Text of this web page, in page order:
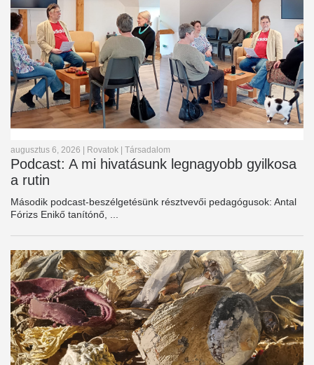
augusztus 6, 2026 Rovatok Társadalom
Podcast: A mi hivatásunk legnagyobb gyilkosa
a rutin
Második podcast-beszélgetésünk résztvevői pedagógusok: Antal
Fórizs Enikő tanítónő, ...